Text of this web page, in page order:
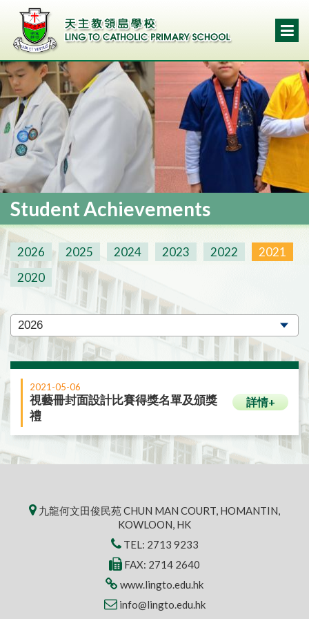
Student Achievements
2026 2025 2024 2023 2022
2021
2020
2021-05-06
視藝冊封面設計比賽得獎名單及頒獎
禮
詳情+
九龍何文田俊民苑 CHUN MAN COURT, HOMANTIN,
KOWLOON, HK
TEL: 2713 9233
FAX: 2714 2640
www.lingto.edu.hk
info@lingto.edu.hk